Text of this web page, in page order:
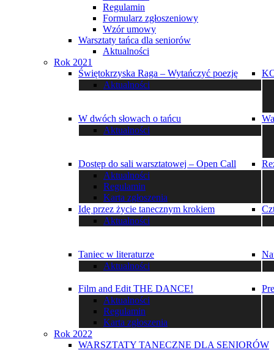
Regulamin
Formularz zgłoszeniowy
Wzór umowy
Warsztaty tańca dla seniorów
Aktualności
Rok 2021
Świętokrzyska Raga – Wytańczyć poezję
Aktualności
W dwóch słowach o tańcu
Aktualności
Dostęp do sali warsztatowej – Open Call
Aktualności
Regulamin
Karta zgłoszenia
Idę przez życie tanecznym krokiem
Aktualności
Taniec w literaturze
Aktualności
Film and Edit THE DANCE!
Aktualności
Regulamin
Karta zgłoszenia
Rok 2022
WARSZTATY TANECZNE DLA SENIORÓW